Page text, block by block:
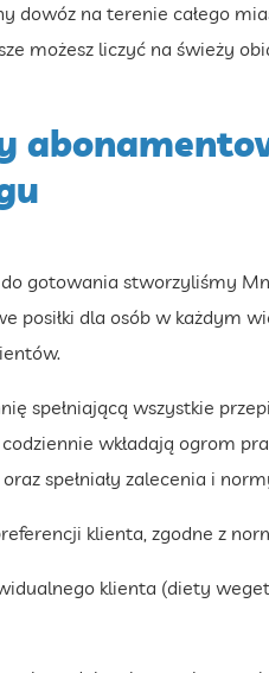
dowóz na terenie całego
możesz liczyć na świeży
do gotowania stworzyliśmy
posiłki dla osób w każdym
spełniającą wszystkie
wkładają ogrom
spełniały zalecenia i
klienta, zgodne z
klienta (diety